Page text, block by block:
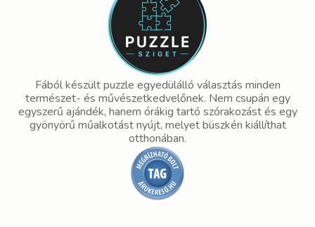
Fából készült puzzle egyedülálló választás minden
természet- és művészetkedvelőnek. Nem csupán egy
egyszerű ajándék, hanem órákig tartó szórakozást és egy
gyönyörű műalkotást nyújt, melyet büszkén kiállíthat
otthonában.